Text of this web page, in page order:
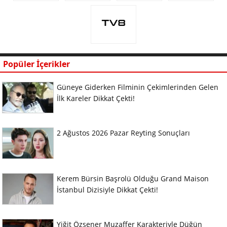
Popüler İçerikler
Güneye Giderken Filminin Çekimlerinden Gelen
İlk Kareler Dikkat Çekti!
2 Ağustos 2026 Pazar Reyting Sonuçları
Kerem Bürsin Başrolü Olduğu Grand Maison
İstanbul Dizisiyle Dikkat Çekti!
Yiğit Özşener Muzaffer Karakteriyle Düğün